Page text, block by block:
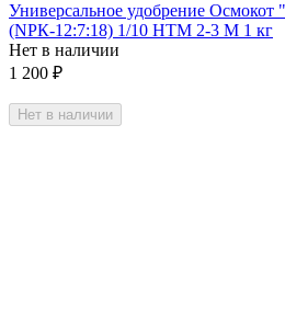
Универсальное удобрение Осмокот
(NРК-12:7:18) 1/10 НТМ 2-3 М 1 кг
Нет в наличии
1 200 ₽
Нет в наличии